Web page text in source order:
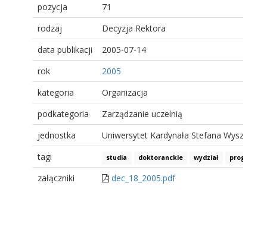
pozycja
71
rodzaj
Decyzja Rektora
data publikacji
2005-07-14
rok
2005
kategoria
Organizacja
podkategoria
Zarządzanie uczelnią
jednostka
Uniwersytet Kardynała Stefana
tagi
studia doktoranckie wydział program
załączniki dec_18_2005.pdf